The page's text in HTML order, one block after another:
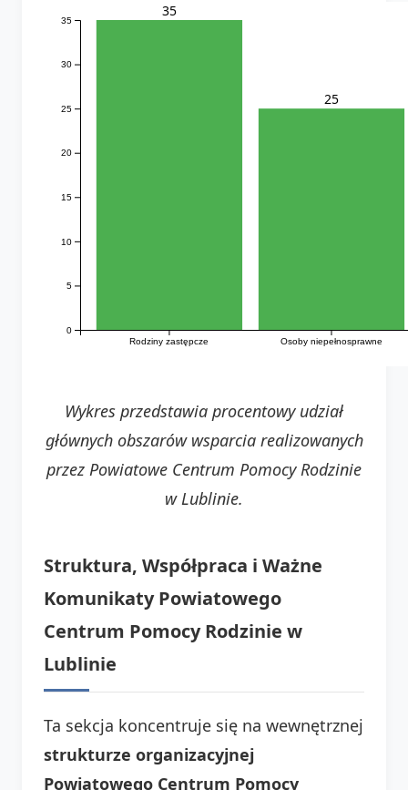
Rodziny zastępcze Osoby niepełnosprawne
0
5
10
15
20
25
30
35
35
25
Wykres przedstawia procentowy udział
głównych obszarów wsparcia realizowanych
przez Powiatowe Centrum Pomocy Rodzinie
w Lublinie.
Struktura, Współpraca i Ważne
Komunikaty Powiatowego
Centrum Pomocy Rodzinie w
Lublinie
Ta sekcja koncentruje się na wewnętrznej
strukturze organizacyjnej
Powiatowego Centrum Pomocy